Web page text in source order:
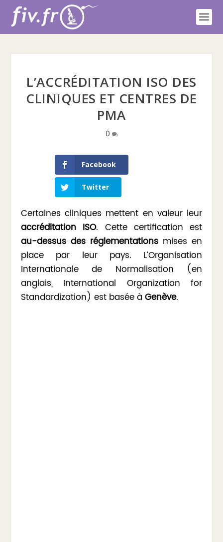
L’ACCRÉDITATION ISO DES
CLINIQUES ET CENTRES DE
PMA
0
Facebook
Twitter
Certaines cliniques mettent en valeur leur
accréditation ISO. Cette certification est
au-dessus des réglementations mises en
place par leur pays. L’Organisation
Internationale de Normalisation (en
anglais, International Organization for
Standardization) est basée àGenève.